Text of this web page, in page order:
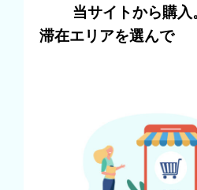
当サイトから購入。
滞在エリアを選んで